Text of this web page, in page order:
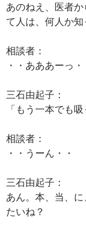
あのねえ、医者
て人は、何人か知
相談者：
・・あああーっ・
三石由起子：
「もう一本でも
相談者：
・・うーん・・
三石由起子：
あん。本、当、
たいね？